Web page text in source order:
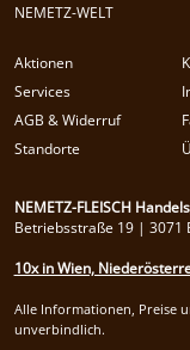
NEMETZ-WELT
Aktionen
Services
AGB & Widerruf
Standorte
NEMETZ-FLEISCH
Betriebsstraße 19 | 3071
10x in Wien,
Alle Informationen, Preise
unverbindlich.